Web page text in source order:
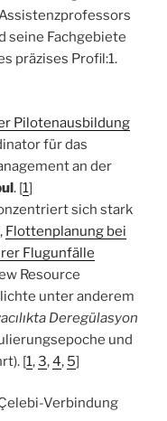
seine Fachgebiete
präzises Profil:1.
Pilotenausbildung
für das
an der
. [1]
sich stark
Flottenplanung bei
Flugunfälle
Resource
unter anderem
Deregülasyon
und
[1,3,4, 5]
Verbindung